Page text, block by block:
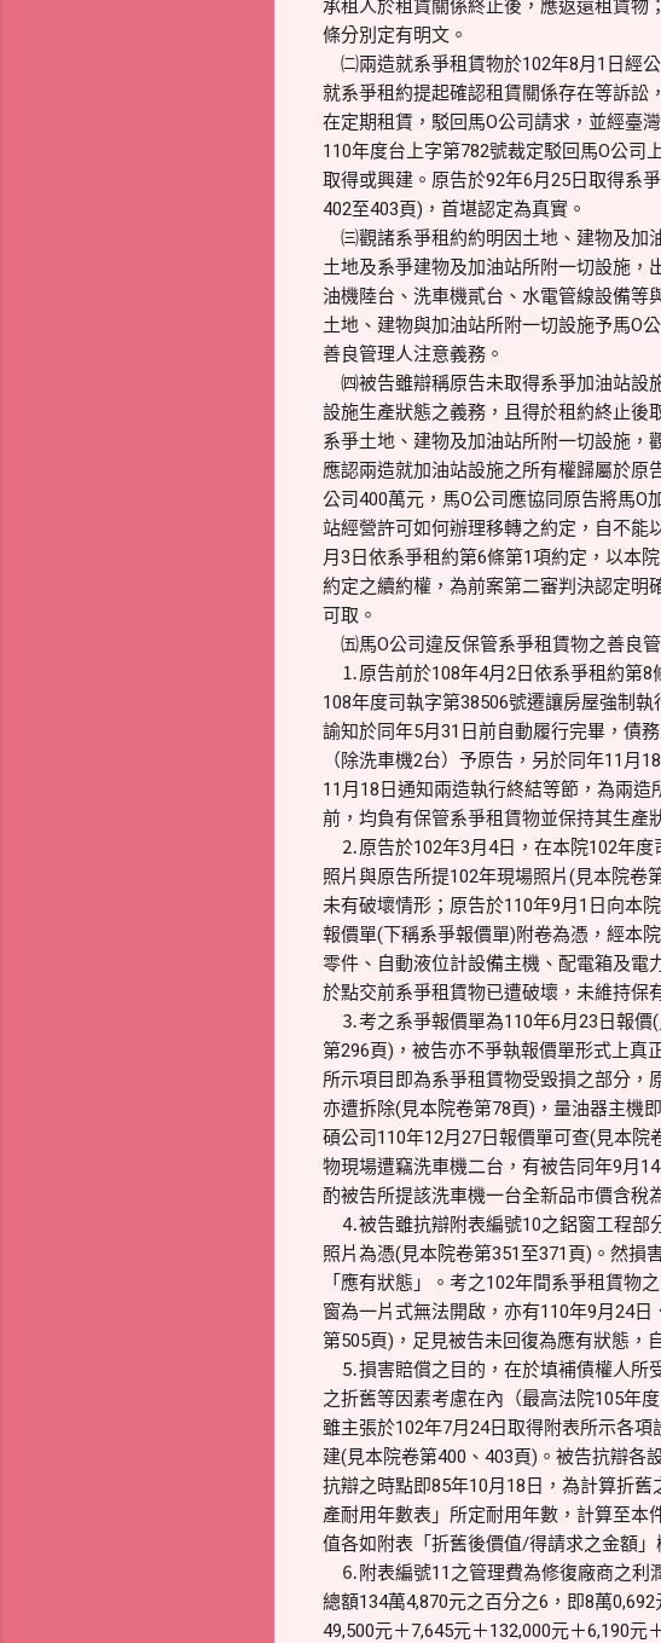
承租人於租賃關係終止後，應返還租賃物
條分別定有明文。
㈡兩造就系爭租賃物於102年8月1日經
就系爭租約提起確認租賃關係存在等訴訟
在定期租賃，駁回馬O公司請求，並經臺
110年度台上字第782號裁定駁回馬O公
取得或興建。原告於92年6月25日取得系
402至403頁)，首堪認定為真實。
㈢觀諸系爭租約約明因土地、建物及加
土地及系爭建物及加油站所附一切設施，
油機陸台、洗車機貳台、水電管線設備等
土地、建物與加油站所附一切設施予馬O
善良管理人注意義務。
㈣被告雖辯稱原告未取得系爭加油站設
設施生產狀態之義務，且得於租約終止後
系爭土地、建物及加油站所附一切設施，
應認兩造就加油站設施之所有權歸屬於原
公司400萬元，馬O公司應協同原告將馬
站經營許可如何辦理移轉之約定，自不能
月3日依系爭租約第6條第1項約定，以本
約定之續約權，為前案第二審判決認定明
可取。
㈤馬O公司違反保管系爭租賃物之善良
⒈原告前於108年4月2日依系爭租約第8
108年度司執字第38506號遷讓房屋強制
諭知於同年5月31日前自動履行完畢，債
（除洗車機2台）予原告，另於同年11月
11月18日通知兩造執行終結等節，為兩
前，均負有保管系爭租賃物並保持其生產
⒉原告於102年3月4日，在本院102年度
照片與原告所提102年現場照片(見本院卷
未有破壞情形；原告於110年9月1日向本
報價單(下稱系爭報價單)附卷為憑，經本
零件、自動液位計設備主機、配電箱及電
於點交前系爭租賃物已遭破壞，未維持保
⒊考之系爭報價單為110年6月23日報價(
第296頁)，被告亦不爭執報價單形式上真
所示項目即為系爭租賃物受毀損之部分，
亦遭拆除(見本院卷第78頁)，量油器主機
碩公司110年12月27日報價單可查(見本
物現場遭竊洗車機二台，有被告同年9月
酌被告所提該洗車機一台全新品市價含稅
⒋被告雖抗辯附表編號10之鋁窗工程部
照片為憑(見本院卷第351至371頁)。然損
「應有狀態」。考之102年間系爭租賃物
窗為一片式無法開啟，亦有110年9月24
第505頁)，足見被告未回復為應有狀態，
⒌損害賠償之目的，在於填補債權人所
之折舊等因素考慮在內（最高法院105年
雖主張於102年7月24日取得附表所示各
建(見本院卷第400、403頁)。被告抗辯各
抗辯之時點即85年10月18日，為計算折
產耐用年數表」所定耐用年數，計算至
值各如附表「折舊後價值/得請求之金額」
⒍附表編號11之管理費為修復廠商之利
總額134萬4,870元之百分之6，即8萬
49,500元＋7,645元＋132,000元＋6,190元